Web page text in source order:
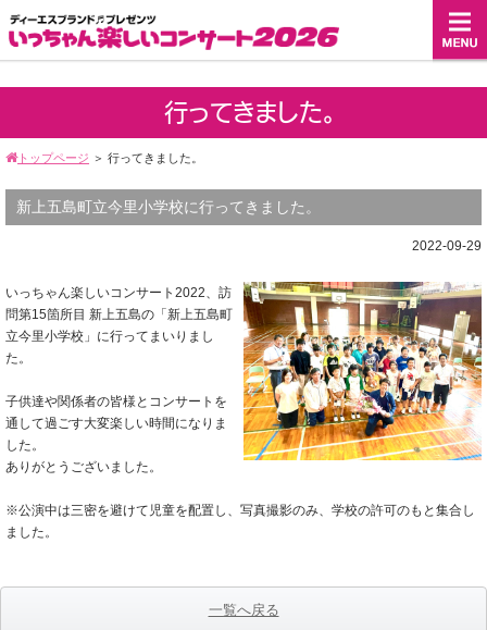
行ってきました。
トップページ ＞ 行ってきました。
新上五島町立今里小学校に行ってきました。
2022-09-29
いっちゃん楽しいコンサート2022、訪
問第15箇所目 新上五島の「新上五島町
立今里小学校」に行ってまいりまし
た。
子供達や関係者の皆様とコンサートを
通して過ごす大変楽しい時間になりま
した。
ありがとうございました。
※公演中は三密を避けて児童を配置し、写真撮影のみ、学校の許可のもと集合し
ました。
一覧へ戻る